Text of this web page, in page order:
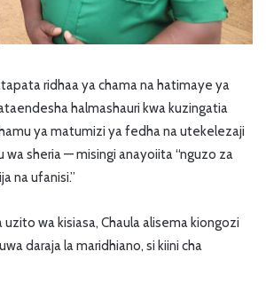
ridhaa ya chama na hatimaye ya
halmashauri kwa kuzingatia
ya matumizi ya fedha na utekelezaji
wa sheria — misingi anayoiita “nguzo za
na ufanisi.”
uzito wa kisiasa, Chaula alisema kiongozi
daraja la maridhiano, si kiini cha